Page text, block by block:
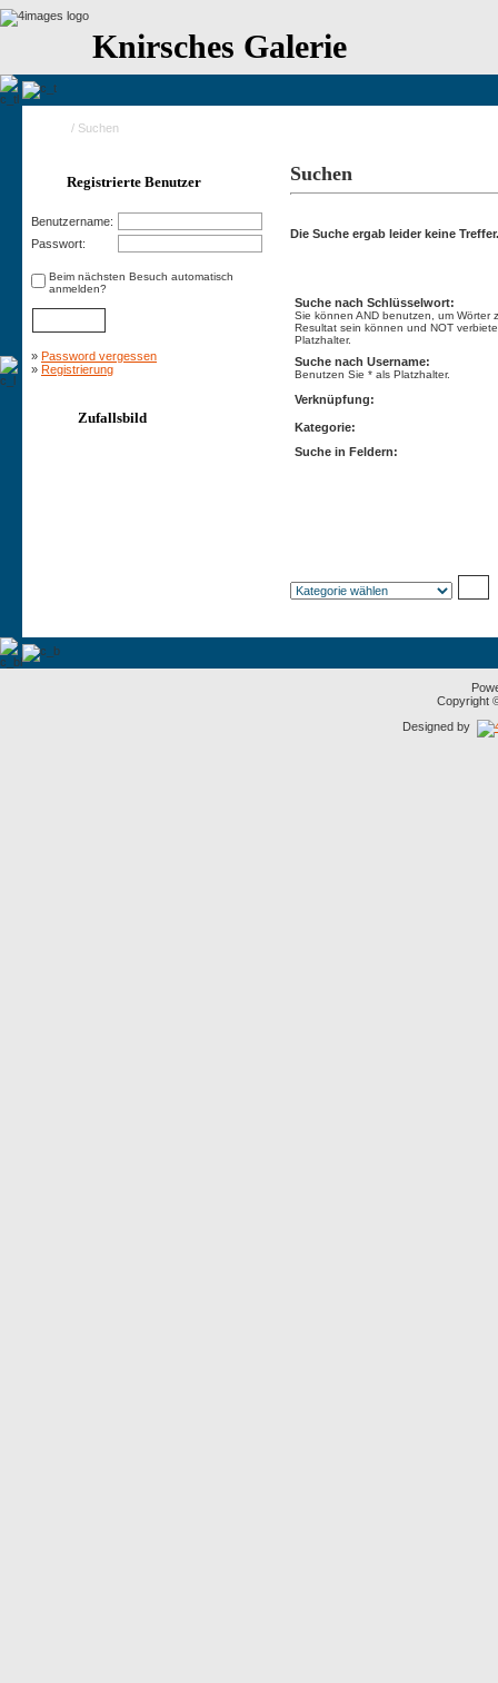
Knirsches Galerie
/ Suchen
Registrierte Benutzer
Benutzername:
Passwort:
Beim nächsten Besuch automatisch
anmelden?
» Password vergessen
» Registrierung
Zufallsbild
Suchen
Die Suche ergab leider keine Treffer.
Suche nach Schlüsselwort:
Sie können AND benutzen, um Wörter
Resultat sein können und NOT
Platzhalter.
Suche nach Username:
Benutzen Sie * als Platzhalter.
Verknüpfung:
Kategorie:
Suche in Feldern:
Copyright
Designed by